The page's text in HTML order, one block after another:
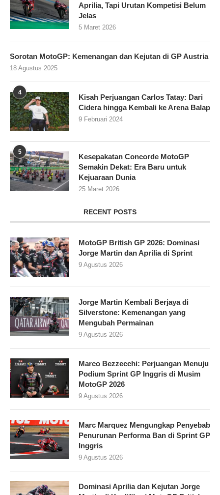
Aprilia, Tapi Urutan Kompetisi Belum
Jelas
5 Maret 2026
Sorotan MotoGP: Kemenangan dan Kejutan di GP Austria
18 Agustus 2025
4
Kisah Perjuangan Carlos Tatay: Dari
Cidera hingga Kembali ke Arena Balap
9 Februari 2024
5
Kesepakatan Concorde MotoGP
Semakin Dekat: Era Baru untuk
Kejuaraan Dunia
25 Maret 2026
RECENT POSTS
MotoGP British GP 2026: Dominasi
Jorge Martin dan Aprilia di Sprint
9 Agustus 2026
Jorge Martin Kembali Berjaya di
Silverstone: Kemenangan yang
Mengubah Permainan
9 Agustus 2026
Marco Bezzecchi: Perjuangan Menuju
Podium Sprint GP Inggris di Musim
MotoGP 2026
9 Agustus 2026
Marc Marquez Mengungkap Penyebab
Penurunan Performa Ban di Sprint GP
Inggris
9 Agustus 2026
Dominasi Aprilia dan Kejutan Jorge